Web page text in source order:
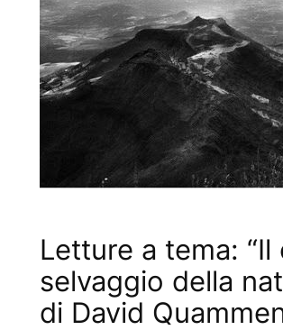
Letture a tema: “Il
selvaggio della
di David